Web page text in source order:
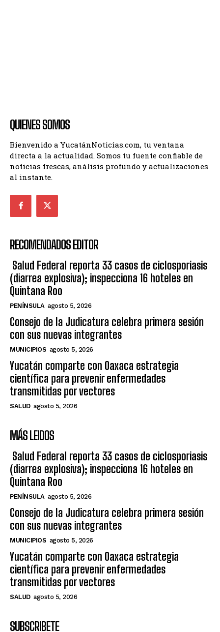
QUIENES SOMOS
Bienvenido a YucatánNoticias.com, tu ventana
directa a la actualidad. Somos tu fuente confiable de
noticias frescas, análisis profundo y actualizaciones
al instante.
RECOMENDADOS EDITOR
Salud Federal reporta 33 casos de ciclosporiasis
(diarrea explosiva); inspecciona 16 hoteles en
Quintana Roo
PENÍNSULA agosto 5, 2026
Consejo de la Judicatura celebra primera sesión
con sus nuevas integrantes
MUNICIPIOS agosto 5, 2026
Yucatán comparte con Oaxaca estrategia
científica para prevenir enfermedades
transmitidas por vectores
SALUD agosto 5, 2026
MÁS LEIDOS
Salud Federal reporta 33 casos de ciclosporiasis
(diarrea explosiva); inspecciona 16 hoteles en
Quintana Roo
PENÍNSULA agosto 5, 2026
Consejo de la Judicatura celebra primera sesión
con sus nuevas integrantes
MUNICIPIOS agosto 5, 2026
Yucatán comparte con Oaxaca estrategia
científica para prevenir enfermedades
transmitidas por vectores
SALUD agosto 5, 2026
SUBSCRIBETE